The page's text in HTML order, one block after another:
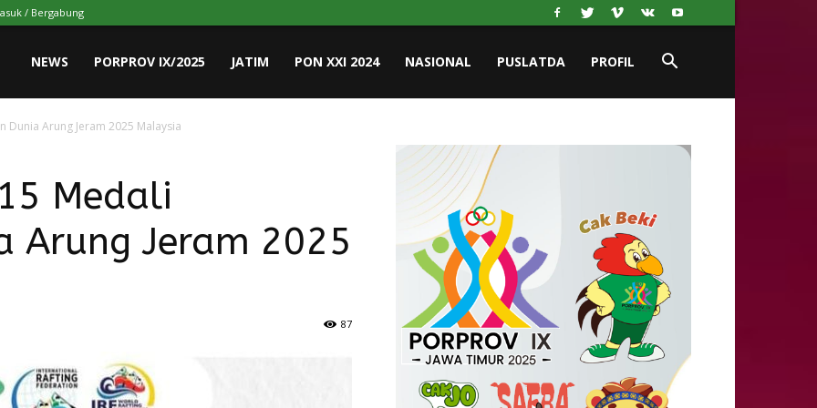
/ Bergabung
NEWS PORPROV IX/2025 JATIM PON XXI 2024 NASIONAL PUSLATDA PROFIL
Dunia Arung Jeram 2025 Malaysia
Medali
Arung Jeram 2025
87